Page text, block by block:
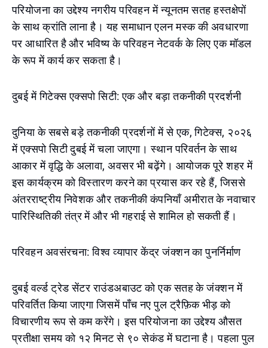
परियोजना का उद्देश्य नगरीय परिवहन में न्यूनतम सतह हस्तक्षेपों
के साथ क्रांति लाना है। यह समाधान एलन मस्क की अवधारणा
पर आधारित है और भविष्य के परिवहन नेटवर्क के लिए एक मॉडल
के रूप में कार्य कर सकता है।
दुबई में गिटेक्स एक्सपो सिटी: एक और बड़ा तकनीकी प्रदर्शनी
दुनिया के सबसे बड़े तकनीकी प्रदर्शनों में से एक, गिटेक्स, २०२६
में एक्सपो सिटी दुबई में चला जाएगा। स्थान परिवर्तन के साथ
आकार में वृद्धि के अलावा, अवसर भी बढ़ेंगे। आयोजक पूरे शहर में
इस कार्यक्रम को विस्तारण करने का प्रयास कर रहे हैं, जिससे
अंतरराष्ट्रीय निवेशक और तकनीकी कंपनियाँ अमीरात के नवाचार
पारिस्थितिकी तंत्र में और भी गहराई से शामिल हो सकती हैं।
परिवहन अवसंरचना: विश्व व्यापार केंद्र जंक्शन का पुनर्निर्माण
दुबई वर्ल्ड ट्रेड सेंटर राउंडअबाउट को एक सतह के जंक्शन में
परिवर्तित किया जाएगा जिसमें पाँच नए पुल ट्रैफ़िक भीड़ को
विचारणीय रूप से कम करेंगे। इस परियोजना का उद्देश्य औसत
प्रतीक्षा समय को १२ मिनट से ९० सेकंड में घटाना है। पहला पुल